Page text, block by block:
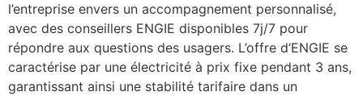
l’entreprise envers un accompagnement personnalisé,
avec des conseillers ENGIE disponibles 7j/7 pour
répondre aux questions des usagers. L’offre d’ENGIE se
caractérise par une électricité à prix fixe pendant 3 ans,
garantissant ainsi une stabilité tarifaire dans un